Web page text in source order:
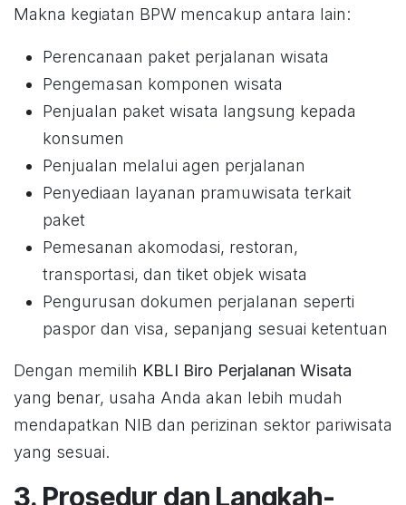
Makna kegiatan BPW mencakup antara lain:
Perencanaan paket perjalanan wisata
Pengemasan komponen wisata
Penjualan paket wisata langsung kepada
konsumen
Penjualan melalui agen perjalanan
Penyediaan layanan pramuwisata terkait
paket
Pemesanan akomodasi, restoran,
transportasi, dan tiket objek wisata
Pengurusan dokumen perjalanan seperti
paspor dan visa, sepanjang sesuai ketentuan
Dengan memilih KBLI Biro Perjalanan Wisata
yang benar, usaha Anda akan lebih mudah
mendapatkan NIB dan perizinan sektor pariwisata
yang sesuai.
3. Prosedur dan Langkah-